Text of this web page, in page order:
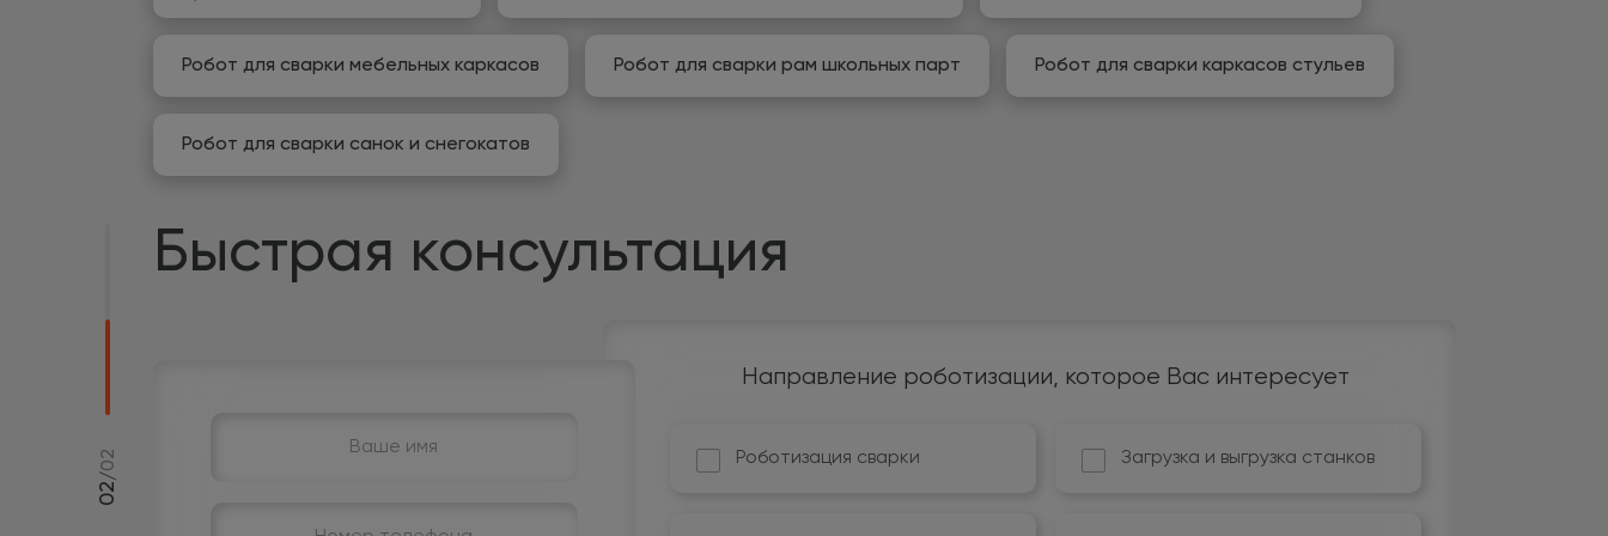
Робот для сварки мебельных каркасов Робот для сварки рам школьных парт Робот для сварки каркасов стульев
Робот для сварки санок и снегокатов
02
/
02
Быстрая консультация
Направление роботизации, которое Вас интересует
Роботизация сварки Загрузка и выгрузка станков